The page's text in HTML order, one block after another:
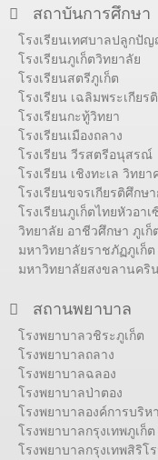
สถาบันการศึกษา
โรงเรียนเทศบาลปลูกปั
โรงเรียนภูเก็ตวิทยาลัย
โรงเรียนสตรีภูเก็ต
โรงเรียน เฉลิมพระเกีย
โรงเรียนกะทู้วิทยา
โรงเรียนเมืองถลาง
โรงเรียน วีรสตรีอนุสรณ์
โรงเรียน เชิงทะเล วิทย
โรงเรียนขจรเกียรติศึกษ
โรงเรียนภูเก็ตไทยหัวอา
วิทยาลัย อาชีวศึกษา ภูเก็
มหาวิทยาลัยราชภัฏภูเก็ต
มหาวิทยาลัยสงขลานคริ
สถานพยาบาล
โรงพยาบาลวชิระภูเก็ต
โรงพยาบาลถลาง
โรงพยาบาลฉลอง
โรงพยาบาลป่าตอง
โรงพยาบาลองค์การบริห
โรงพยาบาลกรุงเทพภูเก็ต
โรงพยาบาลกรุงเทพสิริโ